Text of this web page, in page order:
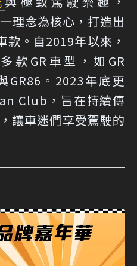
理念為核心，打造出
款。自2019年以來，
款GR車型，如GR
GR86。2023年底更
Club，旨在持續傳
讓車迷們享受駕駛的